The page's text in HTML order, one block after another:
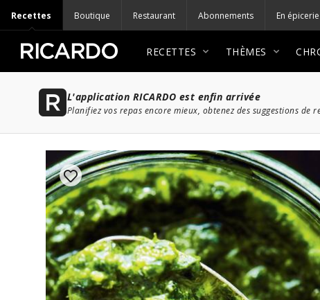
Recettes Boutique Restaurant Abonnements En épicerie
RECETTES THÈMES
L'application RICARDO est enfin arrivée
Planifiez vos repas encore mieux, obtenez des suggestions de